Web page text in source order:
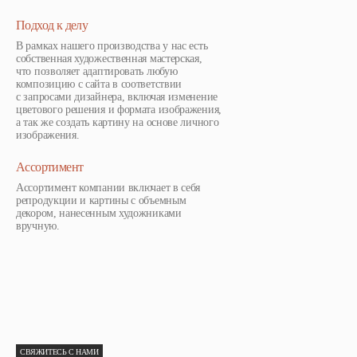
Подход к делу
В рамках нашего производства у нас есть
собственная художественная мастерская,
что позволяет адаптировать любую
композицию с сайта в соответствии
с запросами дизайнера, включая изменение
цветового решения и формата изображения,
а так же создать картину на основе личного
изображения.
Ассортимент
Ассортимент компании включает в себя
репродукции и картины с объемным
декором, нанесенным художниками
вручную.
СВЯЖИТЕСЬ С НАМИ